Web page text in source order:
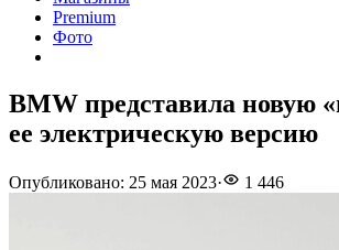
Premium
Фото
BMW представила новую
ее электрическую версию
Опубликовано: 25 мая 2023· 1 446